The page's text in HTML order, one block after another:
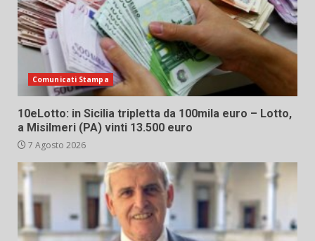
Comunicati Stampa
10eLotto: in Sicilia tripletta da 100mila euro – Lotto,
a Misilmeri (PA) vinti 13.500 euro
7 Agosto 2026